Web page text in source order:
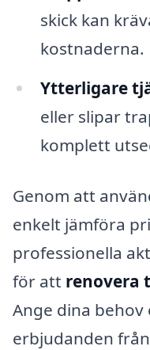
skick kan
kostnaderna.
Ytterligare
eller slipar
komplett
Genom att
enkelt jämföra
professionella
för att renovera
Ange dina
erbjudanden